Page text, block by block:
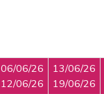
06/06/26
12/06/26
13/06/26
19/06/26